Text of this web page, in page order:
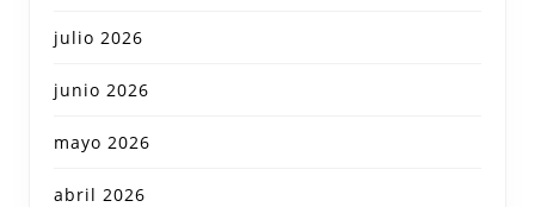
julio 2026
junio 2026
mayo 2026
abril 2026